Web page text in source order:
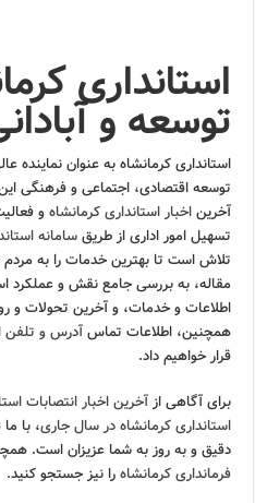
استانداری
توسعه و
استانداری کرمانشاه به عنوان
توسعه اقتصادی، اجتماعی و فرهنگی
آخریناخبار استانداری کرمانشاهو
تسهیل امور اداری از طریقسامانه
تلاش است تا بهترین خدمات را به
مقاله، به بررسی جامع نقش و عملکرد
اطلاعات و خدمات، و آخرین تحولات و
همچنین، اطلاعات تماسآدرس و تلفن
قرار خواهیم داد.
برای آگاهی ازآخرین اخبار انتصابات
استانداری کرمانشاه در سال جاری، با
دقیق و به روز به شما عزیزان است.
فرمانداری کرمانشاهرا نیز جستجو کنید.